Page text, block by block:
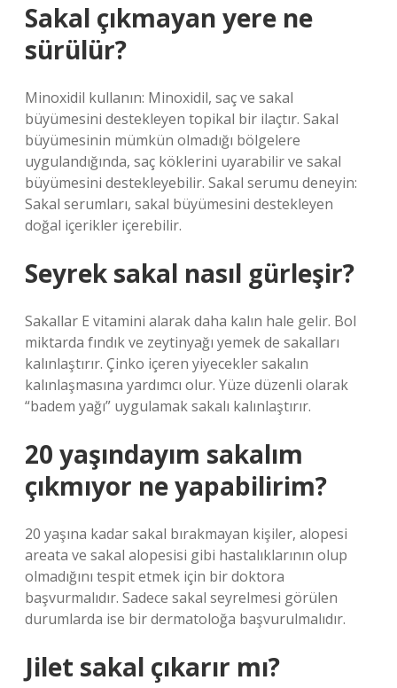
Sakal çıkmayan yere ne
sürülür?
Minoxidil kullanın: Minoxidil, saç ve sakal
büyümesini destekleyen topikal bir ilaçtır. Sakal
büyümesinin mümkün olmadığı bölgelere
uygulandığında, saç köklerini uyarabilir ve sakal
büyümesini destekleyebilir. Sakal serumu deneyin:
Sakal serumları, sakal büyümesini destekleyen
doğal içerikler içerebilir.
Seyrek sakal nasıl gürleşir?
Sakallar E vitamini alarak daha kalın hale gelir. Bol
miktarda fındık ve zeytinyağı yemek de sakalları
kalınlaştırır. Çinko içeren yiyecekler sakalın
kalınlaşmasına yardımcı olur. Yüze düzenli olarak
“badem yağı” uygulamak sakalı kalınlaştırır.
20 yaşındayım sakalım
çıkmıyor ne yapabilirim?
20 yaşına kadar sakal bırakmayan kişiler, alopesi
areata ve sakal alopesisi gibi hastalıklarının olup
olmadığını tespit etmek için bir doktora
başvurmalıdır. Sadece sakal seyrelmesi görülen
durumlarda ise bir dermatoloğa başvurulmalıdır.
Jilet sakal çıkarır mı?